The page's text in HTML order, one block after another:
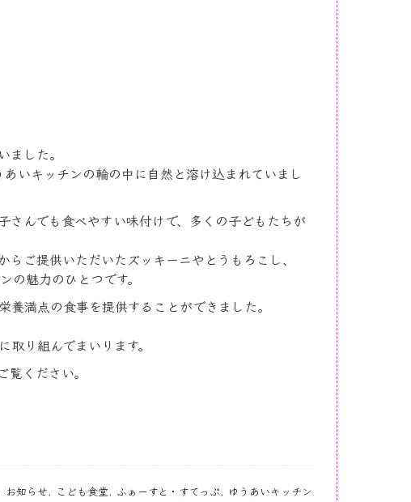
した。
いキッチンの輪の中に自然と溶け込まれていまし
んでも食べやすい味付けで、多くの子どもたちが
ご提供いただいたズッキーニやとうもろこし、
魅力のひとつです。
満点の食事を提供することができました。
り組んでまいります。
ください。
お知らせ, こども食堂, ふぁーすと・すてっぷ, ゆうあいキッチン